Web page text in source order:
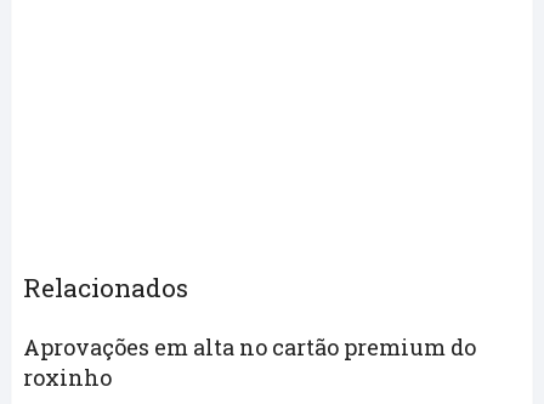
Relacionados
Aprovações em alta no cartão premium do
roxinho